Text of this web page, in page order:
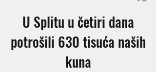
U Splitu u četiri dana
potrošili 630 tisuća naših
kuna